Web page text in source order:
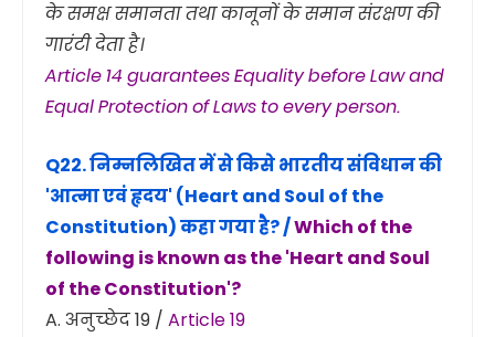
के समक्ष समानता तथा कानूनों के समान संरक्षण की
गारंटी देता है।
Article 14 guarantees Equality before Law and
Equal Protection of Laws to every person.
Q22. निम्नलिखित में से किसे भारतीय संविधान की
'आत्मा एवं हृदय' (Heart and Soul of the
Constitution) कहा गया है? /Which of the
following is known as the 'Heart and Soul
of the Constitution'?
A. अनुच्छेद 19 / Article 19